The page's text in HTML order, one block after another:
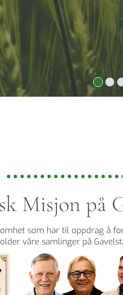
Misjon på
som har til oppdrag å
våre samlinger på